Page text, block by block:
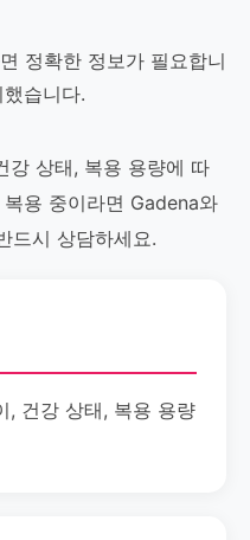
정확한 정보가 필요합니
습니다.
강 상태, 복용 용량에 따
용 중이라면 Gadena와
드시 상담하세요.
, 건강 상태, 복용 용량